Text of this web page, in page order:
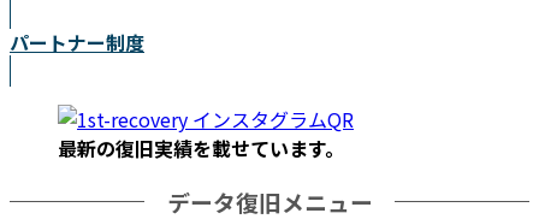
パートナー制度
最新の復旧実績を載せています。
データ復旧メニュー